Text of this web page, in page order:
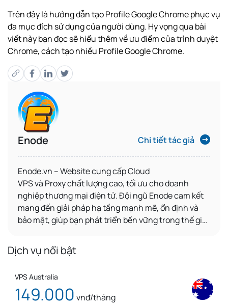
Trên đây là hướng dẫn tạo Profile Google Chrome phục vụ
đa mục đích sử dụng của người dùng. Hy vọng qua bài
viết này bạn đọc sẽ hiểu thêm về ưu điểm của trình duyệt
Chrome, cách tạo nhiều Profile Google Chrome.
Enode Chi tiết tác giả
Enode.vn – Websitecung cấpCloud
VPSvà Proxychất lượng cao, tối ưu chodoanh
nghiệp thương mại điện tử. Đội ngũ Enode cam kết
mang đến giải pháp hạ tầng mạnh mẽ, ổn định và
bảo mật, giúp bạn phát triển bền vững trong thế giới
Dịch vụ nổi bật
VPS Australia
149.000 vnđ/tháng